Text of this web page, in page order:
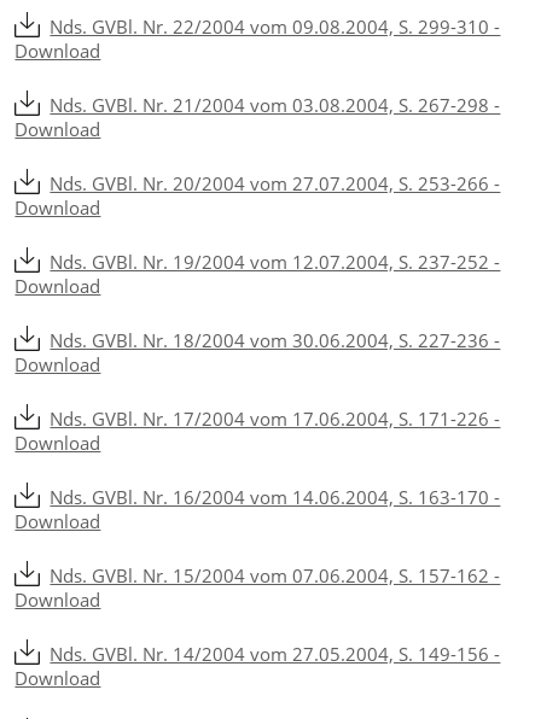
Nds. GVBl. Nr. 22/2004 vom 09.08.2004, S. 299-310 -
Download
Nds. GVBl. Nr. 21/2004 vom 03.08.2004, S. 267-298 -
Download
Nds. GVBl. Nr. 20/2004 vom 27.07.2004, S. 253-266 -
Download
Nds. GVBl. Nr. 19/2004 vom 12.07.2004, S. 237-252 -
Download
Nds. GVBl. Nr. 18/2004 vom 30.06.2004, S. 227-236 -
Download
Nds. GVBl. Nr. 17/2004 vom 17.06.2004, S. 171-226 -
Download
Nds. GVBl. Nr. 16/2004 vom 14.06.2004, S. 163-170 -
Download
Nds. GVBl. Nr. 15/2004 vom 07.06.2004, S. 157-162 -
Download
Nds. GVBl. Nr. 14/2004 vom 27.05.2004, S. 149-156 -
Download